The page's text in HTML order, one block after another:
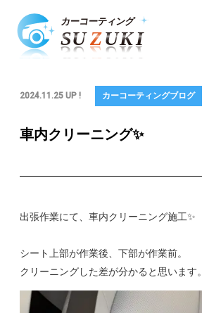
2024.11.25 UP ! カーコーティングブログ
車内クリーニング✨
出張作業にて、車内クリーニング施工✨
シート上部が作業後、下部が作業前。
クリーニングした差が分かると思います。